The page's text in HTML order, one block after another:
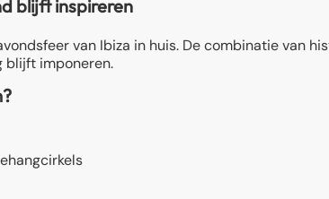
blijft inspireren
van Ibiza in huis. De combinatie van
blijft imponeren.